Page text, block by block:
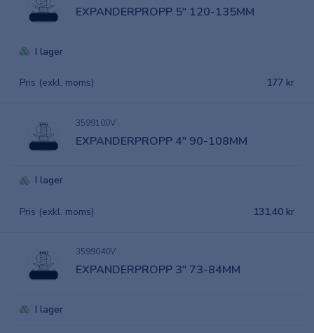
EXPANDERPROPP 5" 120-135MM
I lager
Pris (exkl. moms) 177 kr
3599100V
EXPANDERPROPP 4" 90-108MM
I lager
Pris (exkl. moms) 131,40 kr
3599040V
EXPANDERPROPP 3" 73-84MM
I lager